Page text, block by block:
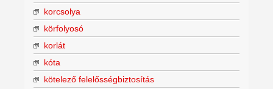
korcsolya
körfolyosó
korlát
kóta
kötelező felelősségbiztosítás